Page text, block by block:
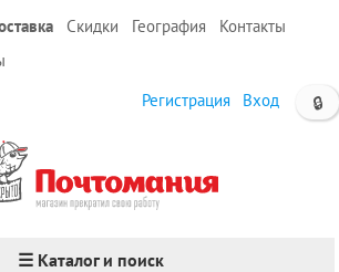
Скидки География
Контакты
🔒
Регистрация Вход
☰ Каталог и поиск